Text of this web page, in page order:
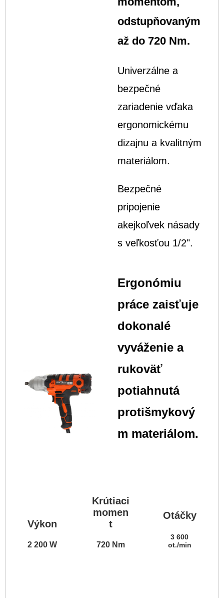
odstupňovaným
až do 720 Nm.
Univerzálne a
bezpečné
zariadenie vďaka
ergonomickému
dizajnu a kvalitným
materiálom.
Bezpečné
pripojenie
akejkoľvek násady
s veľkosťou 1/2".
Ergonómiu
práce zaisťuje
dokonalé
vyváženie a
rukoväť
potiahnutá
protišmykový
m materiálom.
Výkon
2 200 W
Krútiaci
momen
t
720 Nm
Otáčky
3 600
ot./min